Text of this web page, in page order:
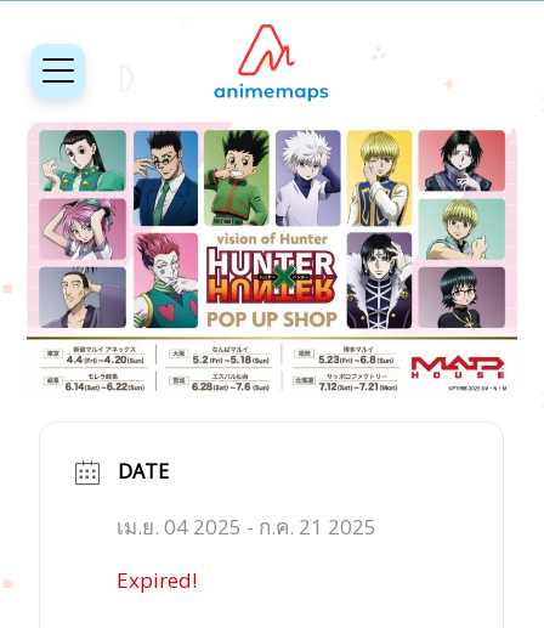
DATE
เม.ย. 04 2025 - ก.ค. 21 2025
Expired!